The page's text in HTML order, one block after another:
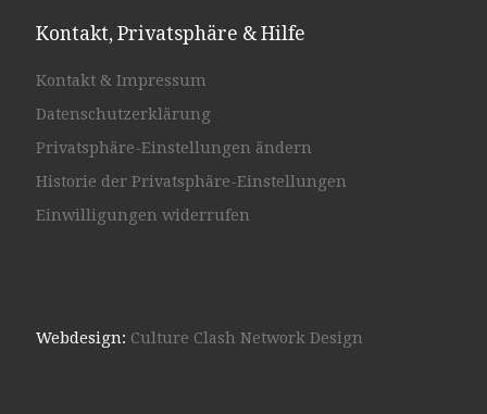
Kontakt, Privatsphäre & Hilfe
Kontakt & Impressum
Datenschutzerklärung
Privatsphäre-Einstellungen ändern
Historie der Privatsphäre-Einstellungen
Einwilligungen widerrufen
Webdesign: Culture Clash Network Design